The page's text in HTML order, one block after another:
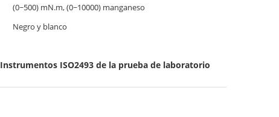
(0~500) mN.m, (0~10000) manganeso
Negro y blanco
Instrumentos ISO2493 de la prueba de laboratorio